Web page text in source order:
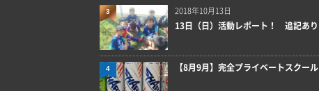
2018年10月13日
13日（日）活動レポート！ 追記あり
3
【8月9月】完全プライベートスクール
4